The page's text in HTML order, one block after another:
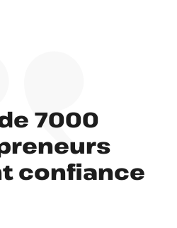
7000
confiance